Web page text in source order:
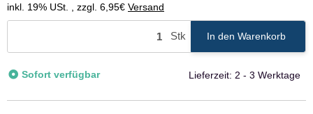
inkl. 19% USt. , zzgl. 6,95€ Versand
Stk In den Warenkorb
Sofort verfügbar Lieferzeit: 2 - 3 Werktage